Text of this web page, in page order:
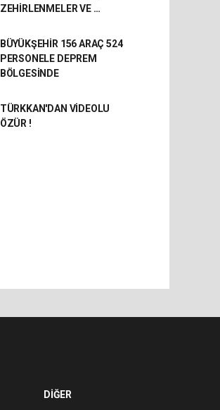
ZEHİRLENMELER VE …
BÜYÜKŞEHİR 156 ARAÇ 524
PERSONELE DEPREM
BÖLGESİNDE
TÜRKKAN'DAN VİDEOLU
ÖZÜR !
DİĞER